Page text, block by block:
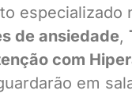
especializado
de ansiedade,
com
em